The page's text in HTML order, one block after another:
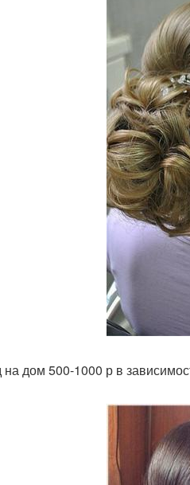
дом 500-1000 р в